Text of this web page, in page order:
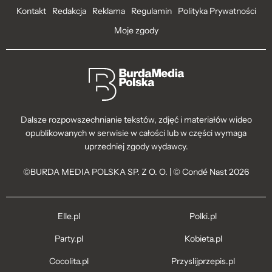
Kontakt Redakcja Reklama Regulamin
Polityka Prywatności
Moje zgody
Dalsze rozpowszechnianie tekstów, zdjęć i materiałów wideo
opublikowanych w serwisie w całości lub w części wymaga
uprzedniej zgody wydawcy.
©BURDA MEDIA POLSKA SP. Z O. O. | © Condé Nast 2026
Elle.pl
Party.pl
Cocolita.pl
Polki.pl
Kobieta.pl
Przyslijprzepis.pl